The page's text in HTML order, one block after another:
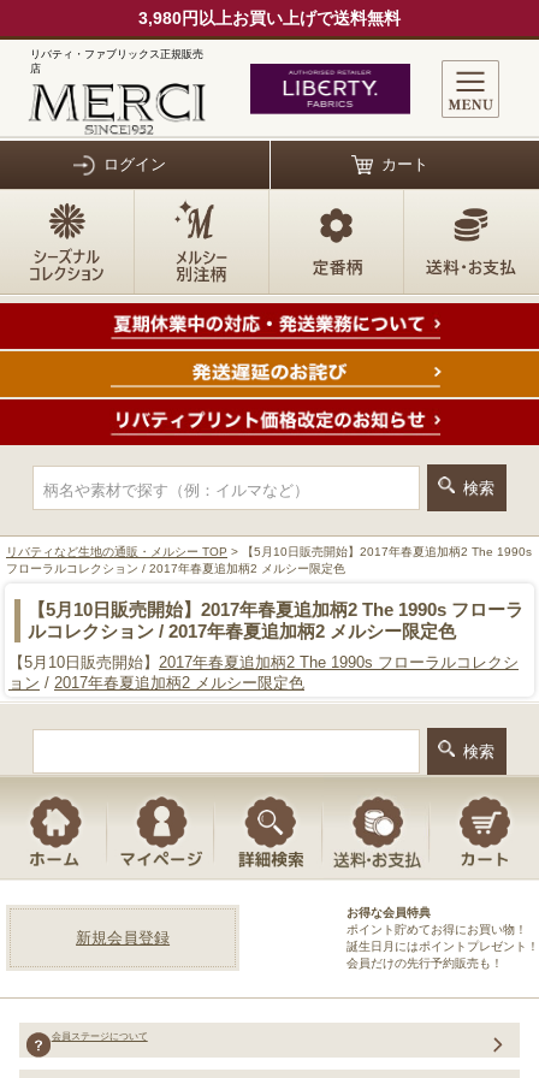
3,980円以上お買い上げで送料無料
リバティ・ファブリックス正規販売
店
ログイン カート
リバティなど生地の通販・メルシー TOP > 【5月10日販売開始】2017年春夏追加柄2 The 1990s
フローラルコレクション / 2017年春夏追加柄2 メルシー限定色
【5月10日販売開始】2017年春夏追加柄2 The 1990s フローラ
ルコレクション / 2017年春夏追加柄2 メルシー限定色
【5月10日販売開始】 2017年春夏追加柄2 The 1990s フローラルコレクシ
ョン / 2017年春夏追加柄2 メルシー限定色
新規会員登録
お得な会員特典
ポイント貯めてお得にお買い物！
誕生日月にはポイントプレゼント！
会員だけの先行予約販売も！
会員ステージについて